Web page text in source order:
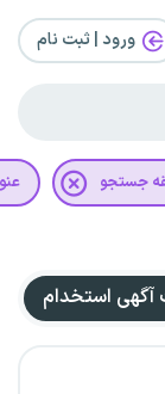
ورود | ثبت‌ نام
جستجو
آگهی استخدام